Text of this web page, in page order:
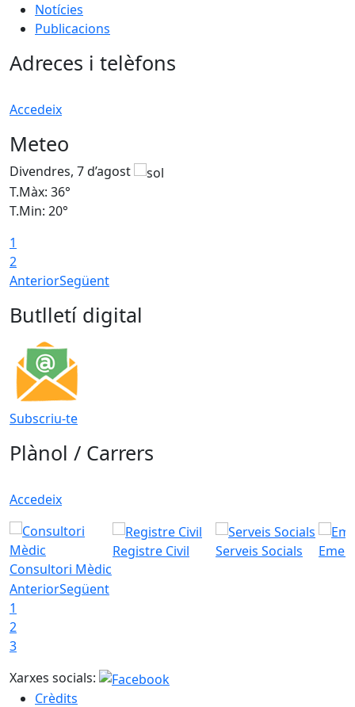
Notícies
Publicacions
Adreces i telèfons
Accedeix
Meteo
Divendres, 7 d’agost
T.Màx: 36°
T.Min: 20°
1
2
AnteriorSegüent
Butlletí digital
Subscriu-te
Plànol / Carrers
Accedeix
Consultori Mèdic
Registre Civil Serveis Socials
AnteriorSegüent
1
2
3
Xarxes socials:
Crèdits